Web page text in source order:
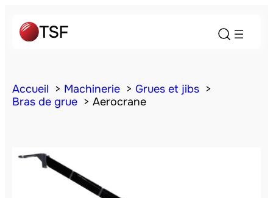
Accueil Machinerie
Grues et jibs
Bras de grue
Aerocrane